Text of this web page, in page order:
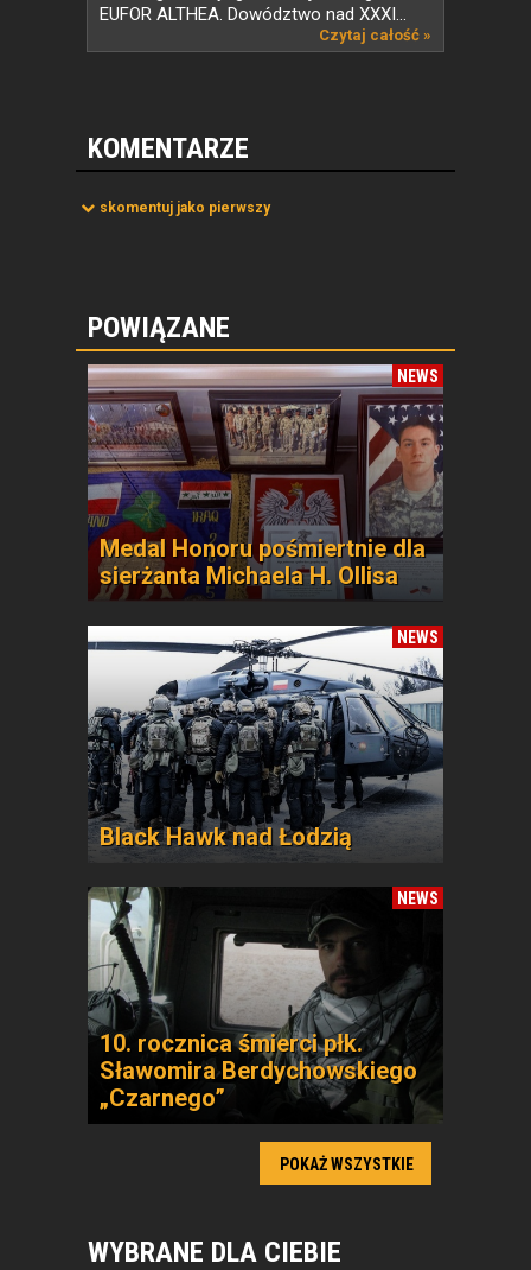
EUFOR ALTHEA. Dowództwo nad XXXI...
Czytaj całość »
KOMENTARZE
skomentuj jako pierwszy
POWIĄZANE
NEWS
Medal Honoru pośmiertnie dla
sierżanta Michaela H. Ollisa
NEWS
Black Hawk nad Łodzią
NEWS
10. rocznica śmierci płk.
Sławomira Berdychowskiego
„Czarnego”
POKAŻ WSZYSTKIE
WYBRANE DLA CIEBIE